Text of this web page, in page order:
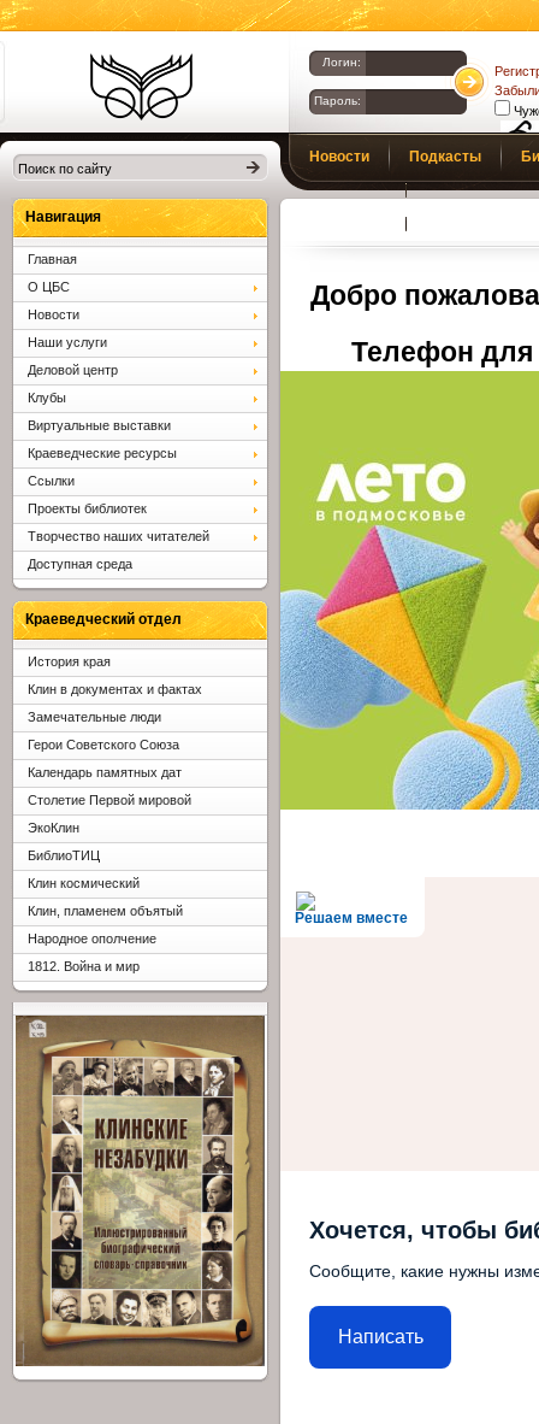
Библиотеки
Клина. Клинская
ЦБС.
Логин:
Пароль:
Новости Подкасты
Добро
Телефон для
Решаем вместе
Хочется, чтобы
Сообщите, какие нужны
Написать
Навигация
Главная
О ЦБС
Новости
Наши услуги
Деловой центр
Клубы
Виртуальные выставки
Краеведческие ресурсы
Ссылки
Проекты библиотек
Творчество наших читателей
Доступная среда
Краеведческий отдел
История края
Клин в документах и фактах
Замечательные люди
Герои Советского Союза
Календарь памятных дат
Столетие Первой мировой
ЭкоКлин
БиблиоТИЦ
Клин космический
Клин, пламенем объятый
Народное ополчение
1812. Война и мир